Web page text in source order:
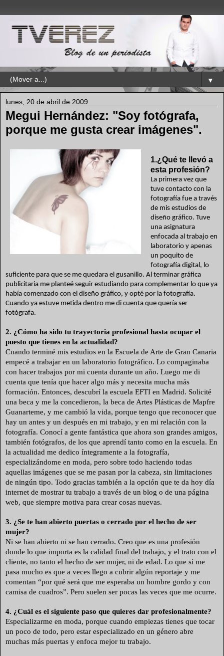
▼
lunes, 20 de abril de 2009
Megui Hernández: "Soy fotógrafa,
porque me gusta crear imágenes".
1.¿Qué te llevó a
esta profesión?
La primera vez que
tuve contacto con la
fotografía fue a través
de mis estudios de
diseño gráfico. Tuve
una asignatura
enfocada al trabajo en
laboratorio y apenas
un poquito de
fotografía digital, lo
suficiente para que se me quedara el gusanillo. Al terminar gráfica
publicitaria me planteé seguir estudiando para complementar lo que ya
había comenzado con el diseño gráfico, y opté por la fotografía.
Cuando ya estuve metida dentro me di cuenta que quería ser
fotógrafa.
2. ¿Cómo ha sido tu trayectoria profesional hasta ocupar el
puesto que tienes en la actualidad?
Cuando terminé mis estudios en la Escuela de Arte de Gran Canaria
empecé a trabajar en un laboratorio fotográfico. Lo compaginaba
con hacer trabajos por mi cuenta durante un año. Luego me di
cuenta que tenía que hacer algo más y necesita mucha más
formación. Entonces, descubrí la escuela EFTI en Madrid. Solicité
una beca y me la concedieron, la beca de Artes Plásticas de Mapfre
Guanarteme, y me cambió la vida, porque tengo que reconocer que
hay un antes y un después en mi trabajo, y en mi relación con la
fotografía. Conocí a gente fantástica que ahora son grandes amigos,
también fotógrafos, de los que aprendí tanto como en la escuela. En
la actualidad me dedico íntegramente a la fotografía,
especializándome en moda, pero sobre todo haciendo todas
aquellas imágenes que se me pasan por la cabeza, sin limitaciones
de ningún tipo. Todo gracias también a la opción que te da hoy día
internet de mostrar tu trabajo a través de un blog o de una página
web, que siempre motiva para crear cosas nuevas.
3. ¿Se te han abierto puertas o cerrado por el hecho de ser
mujer?
Ni se han abierto ni se han cerrado. Creo que es una profesión
donde lo que importa es la calidad final del trabajo, y el trato con el
cliente, no tanto el hecho de ser mujer, ni de edad. Lo que sí me
pasa mucho es que a veces llego a cubrir algún reportaje y me
comentan “por qué será que me esperaba un hombre gordo y con
camisa de cuadros”. Pero suelen ser pocas las veces que me ocurre.
4. ¿Cuál es el siguiente paso que quieres dar profesionalmente?
Especializarme en moda, porque cuando empiezas tienes que tocar
un poco de todo, pero estar especializado en un género abre
muchas más puertas y enfoca mejor tu trabajo.